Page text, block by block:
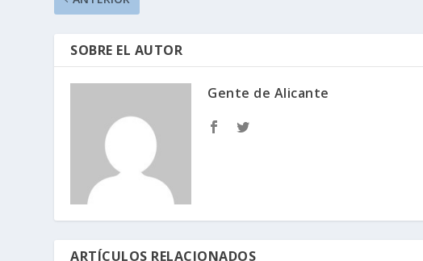
SOBRE EL AUTOR
Gente de Alicante
ARTÍCULOS RELACIONADOS